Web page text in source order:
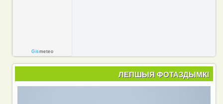
Gismeteo
ЛЕПШЫЯ ФОТАЗДЫМКІ